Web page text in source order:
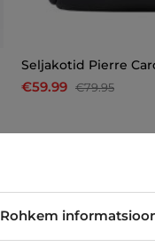
Seljakotid Pierre
€59.99 €79.95
Rohkem